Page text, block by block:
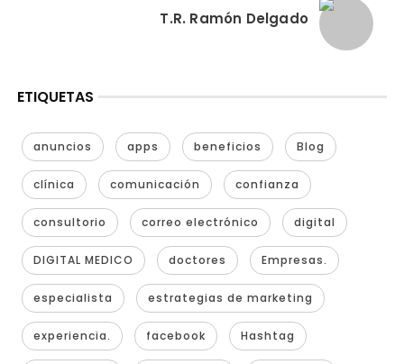
T.R. Ramón Delgado
ETIQUETAS
anuncios apps beneficios Blog
clínica comunicación confianza
consultorio correo electrónico digital
DIGITAL MEDICO doctores Empresas.
especialista estrategias de marketing
experiencia. facebook Hashtag